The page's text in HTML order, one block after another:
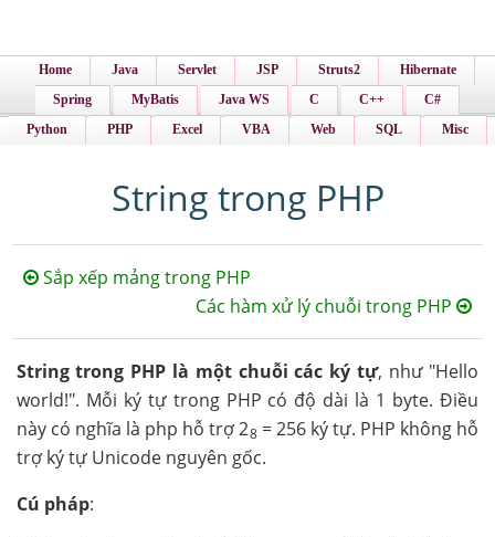
Home Java Servlet JSP Struts2
Hibernate
Spring
MyBatis Java WS C C++
C#
Python
PHP Excel VBA Web SQL Misc
String trong PHP
Sắp xếp mảng trong PHP
Các hàm xử lý chuỗi trong PHP
String trong PHP là một chuỗi các ký tự, như "Hello
world!". Mỗi ký tự trong PHP có độ dài là 1 byte. Điều
này có nghĩa là php hỗ trợ 28 = 256 ký tự. PHP không hỗ
trợ ký tự Unicode nguyên gốc.
Cú pháp: